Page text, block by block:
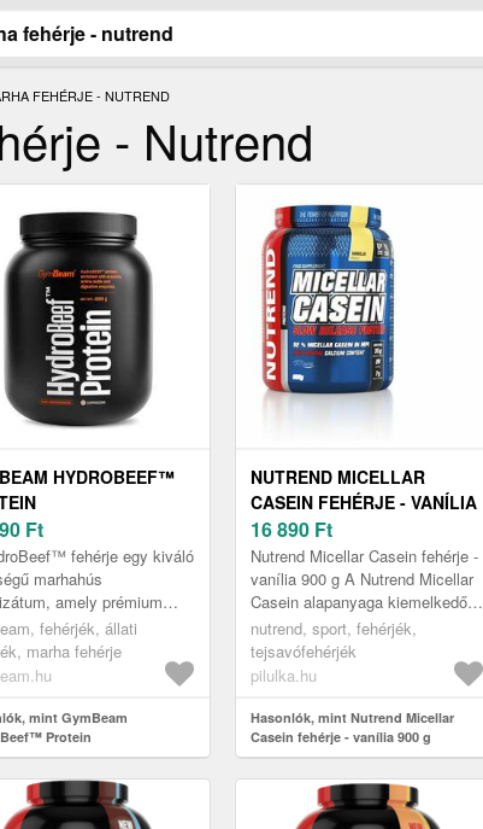
FEHÉRJE - NUTREND
- Nutrend
HYDROBEEF™
Ft
fehérje egy kiváló
marhahús
amely prémium
alapanyagból készül.
a magas
(akár ...
fehérjék, állati
marha fehérje
mint GymBeam
Protein
NUTREND MICELLAR
CASEIN FEHÉRJE - VANÍLIA
900 G
16 890 Ft
Nutrend Micellar Casein fehérje -
vanília 900 g A Nutrend Micellar
Casein alapanyaga kiemelkedően
magas, 91-94 százalékos
fehérjetartalmú micellári...
nutrend, sport, fehérjék,
tejsavófehérjék
pilulka.hu
Hasonlók, mint Nutrend Micellar
Casein fehérje - vanília 900 g